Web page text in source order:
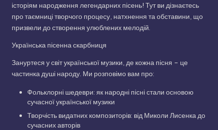
історіям народження легендарних пісень! Тут ви дізнаєтесь
про таємниці творчого процесу, натхнення та обставини, що
призвели до створення улюблених мелодій.
Українська пісенна скарбниця
Зануртеся у світ української музики, де кожна пісня – це
частинка душі народу. Ми розповімо вам про:
Фольклорні шедеври: як народні пісні стали основою
сучасної української музики
Творчість видатних композиторів: від Миколи Лисенка до
сучасних авторів